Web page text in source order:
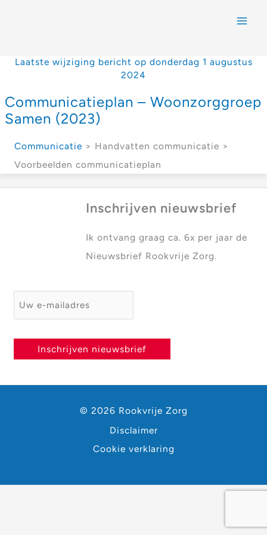
Laatste wijziging bericht op donderdag 1 augustus
2024
Communicatieplan – Woonzorggroep
Samen (2023)
Communicatie > Handvatten communicatie >
Voorbeelden communicatieplan
Inschrijven nieuwsbrief
Ik ontvang graag ca. 6x per jaar de
Nieuwsbrief Rookvrije Zorg.
E-mailadres *
Inschrijven nieuwsbrief
© 2026 Rookvrije Zorg
Disclaimer
Cookie verklaring